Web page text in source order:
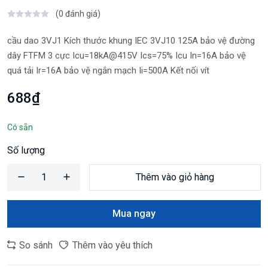
(0 đánh giá)
cầu dao 3VJ1 Kích thước khung IEC 3VJ10 125A bảo vệ đường
dây FTFM 3 cực Icu=18kA@415V Ics=75% Icu In=16A bảo vệ
quá tải Ir=16A bảo vệ ngắn mạch Ii=500A Kết nối vít
688₫
Có sẵn
Số lượng
Thêm vào giỏ hàng
Mua ngay
So sánh Thêm vào yêu thích